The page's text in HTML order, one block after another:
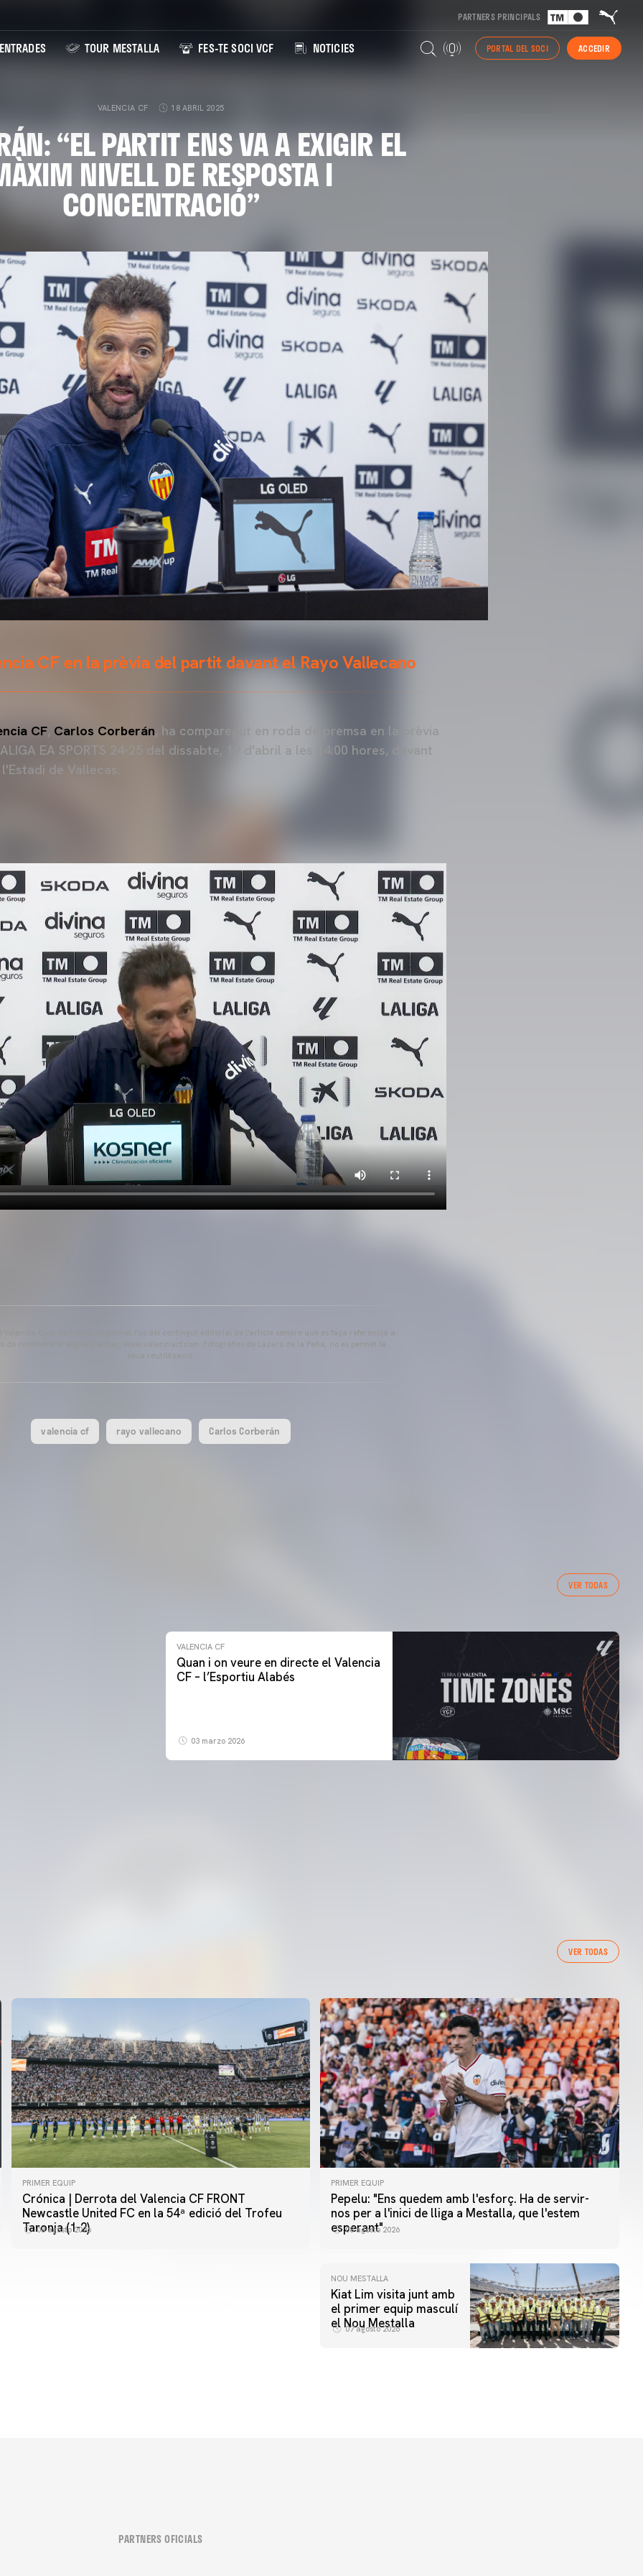
PARTNERS PRINCIPALS
ENTRADES TOUR MESTALLA FES-TE SOCI VCF NOTICIES PORTAL DEL SOCI ACCEDIR
VALENCIA CF 18 ABRIL 2025
“EL PARTIT ENS VA A EXIGIR EL
NIVELL DE RESPOSTA I
CONCENTRACIÓ”
CF en la prèvia del partit davant el Rayo Vallecano
CF, Carlos Corberán, ha comparegut en roda de premsa en la prèvia
EA SPORTS 24-25 del dissabte, 19 d'abril a les 14:00 hores, davant
l'Estadi de Vallecas.
Valencia Club de Futbol. Es permet l'ús del contingut editorial de l'article sempre que es faça referència a
de contindre el següent enllaç: www.valenciacf.com. Fotografies de Lázaro de la Peña, no es permet la
seua reutilització.
valencia cf rayo vallecano Carlos Corberán
VER TODAS
VALENCIA CF
Quan i on veure en directe el Valencia
CF – l’Esportiu Alabés
03 marzo 2026
VER TODAS
PRIMER EQUIP
Crónica | Derrota del Valencia CF FRONT
Newcastle United FC en la 54ª edició del Trofeu
Taronja (1-2)
08 agosto 2026
PRIMER EQUIP
Pepelu: "Ens quedem amb l'esforç. Ha de servir-
nos per a l'inici de lliga a Mestalla, que l'estem
esperant"
08 agosto 2026
PRIMER EQUIP
MESTALLA 📍
NOU MESTALLA
Kiat Lim visita junt amb
el primer equip masculí
el Nou Mestalla
07 agosto 2026
PARTNERS OFICIALS